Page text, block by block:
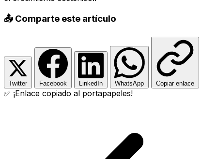
📤 Comparte este artículo
Twitter Facebook LinkedIn WhatsApp Copiar enlace
✅ ¡Enlace copiado al portapapeles!